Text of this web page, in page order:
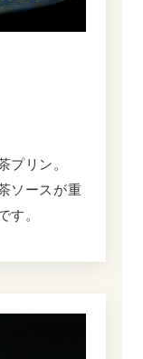
プリン。
ソースが重
す。